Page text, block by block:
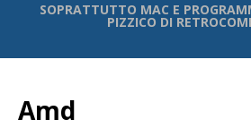
SOPRATTUTTO MAC E
PIZZICO DI
Amd